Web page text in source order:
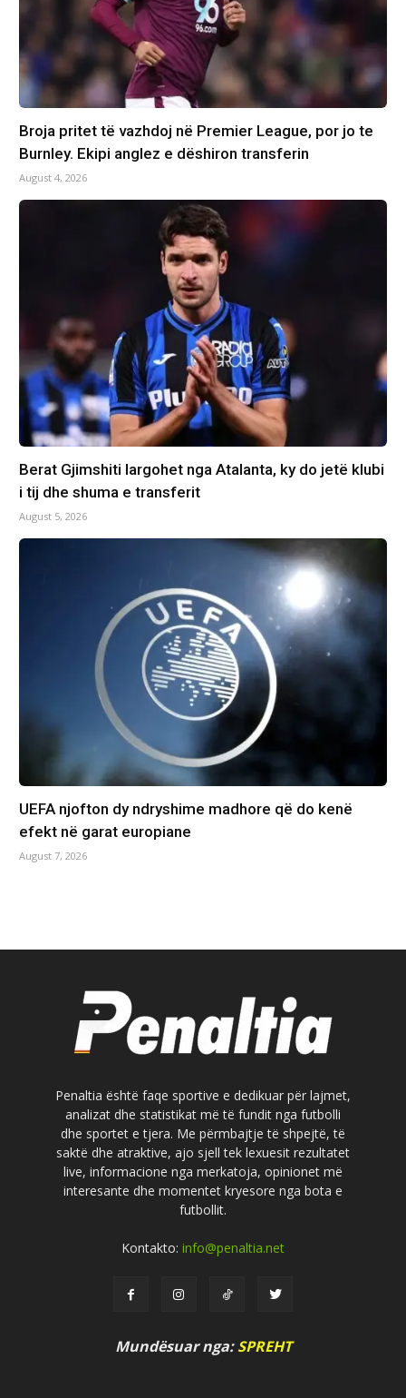
Broja pritet të vazhdoj në Premier League, por jo te
Burnley. Ekipi anglez e dëshiron transferin
August 4, 2026
Berat Gjimshiti largohet nga Atalanta, ky do jetë klubi
i tij dhe shuma e transferit
August 5, 2026
UEFA njofton dy ndryshime madhore që do kenë
efekt në garat europiane
August 7, 2026
Penaltia është faqe sportive e dedikuar për lajmet,
analizat dhe statistikat më të fundit nga futbolli
dhe sportet e tjera. Me përmbajtje të shpejtë, të
saktë dhe atraktive, ajo sjell tek lexuesit rezultatet
live, informacione nga merkatoja, opinionet më
interesante dhe momentet kryesore nga bota e
futbollit.
Kontakto: info@penaltia.net
Mundësuar nga:SPREHT